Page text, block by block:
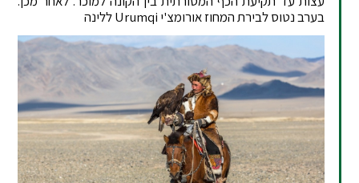
בערב נטוס לבירת המחוז אורומצ'י Urumqi ללינה